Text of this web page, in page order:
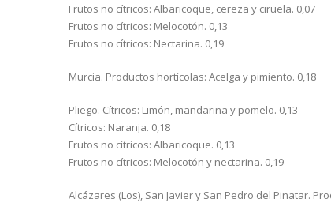
Frutos no cítricos: Albaricoque, cereza y ciruela. 0,07
Frutos no cítricos: Melocotón. 0,13
Frutos no cítricos: Nectarina. 0,19
Murcia. Productos hortícolas: Acelga y pimiento. 0,18
Pliego. Cítricos: Limón, mandarina y pomelo. 0,13
Cítricos: Naranja. 0,18
Frutos no cítricos: Albaricoque. 0,13
Frutos no cítricos: Melocotón y nectarina. 0,19
Alcázares (Los), San Javier y San Pedro del Pinatar.